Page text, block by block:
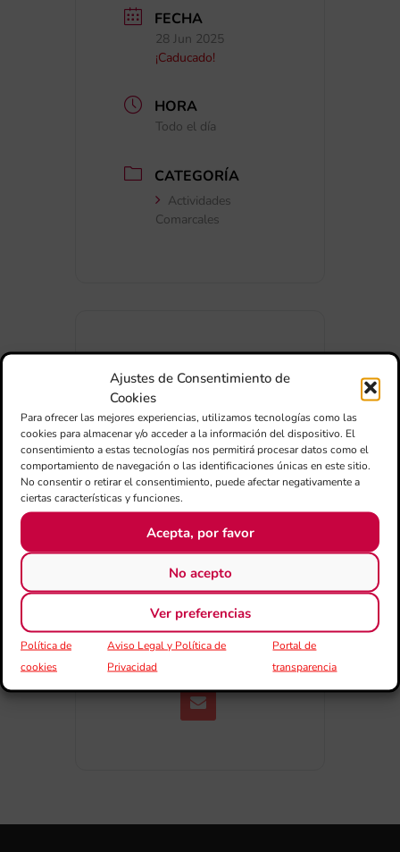
Ajustes de Consentimiento de
Cookies
Para ofrecer las mejores experiencias, utilizamos tecnologías como las
cookies para almacenar y/o acceder a la información del dispositivo. El
consentimiento a estas tecnologías nos permitirá procesar datos como el
comportamiento de navegación o las identificaciones únicas en este sitio.
No consentir o retirar el consentimiento, puede afectar negativamente a
ciertas características y funciones.
Acepta, por favor
No acepto
Ver preferencias
Política de
cookies
Aviso Legal y Política de
Privacidad
Portal de
transparencia
FECHA
28 Jun 2025
¡Caducado!
HORA
Todo el día
CATEGORÍA
Actividades
Comarcales
+ Añadir a Google Calendar
+ exportación iCal / Outlook
COMPARTIR ESTE EVENTO